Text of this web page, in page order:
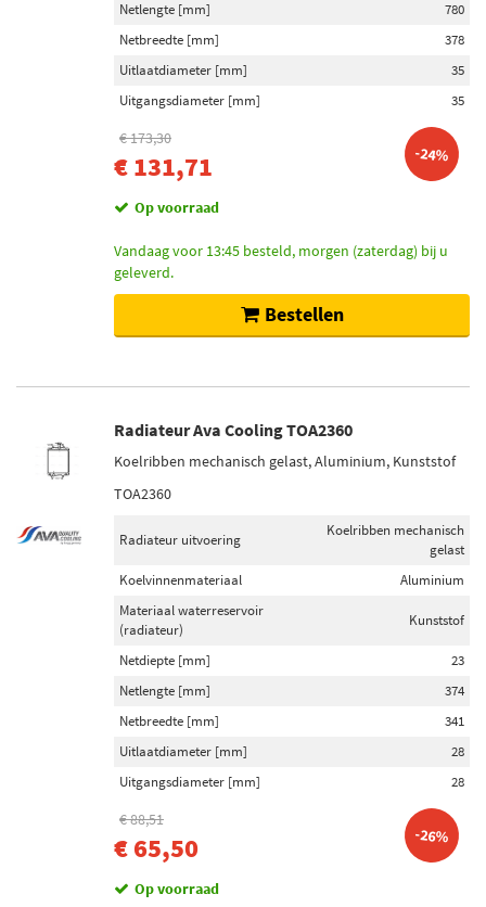
Netlengte [mm]
780
Netbreedte [mm]
378
Uitlaatdiameter [mm]
35
Uitgangsdiameter [mm]
35
€ 173,30
€ 131,71 -24%
Op voorraad
Vandaag voor 13:45 besteld, morgen (zaterdag) bij u
geleverd.
Bestellen
Radiateur Ava Cooling TOA2360
Koelribben mechanisch gelast, Aluminium, Kunststof
TOA2360
Radiateur uitvoering
Koelribben mechanisch
gelast
Koelvinnenmateriaal
Aluminium
Materiaal waterreservoir
(radiateur)
Kunststof
Netdiepte [mm]
23
Netlengte [mm]
374
Netbreedte [mm]
341
Uitlaatdiameter [mm]
28
Uitgangsdiameter [mm]
28
€ 88,51
€ 65,50 -26%
Op voorraad